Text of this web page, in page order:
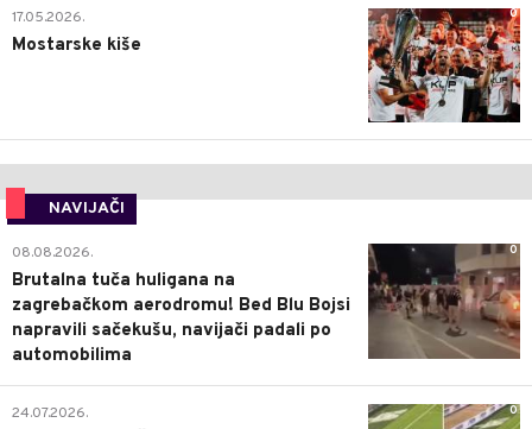
0
17.05.2026.
Mostarske kiše
NAVIJAČI
0
08.08.2026.
Brutalna tuča huligana na
zagrebačkom aerodromu! Bed Blu Bojsi
napravili sačekušu, navijači padali po
automobilima
0
24.07.2026.